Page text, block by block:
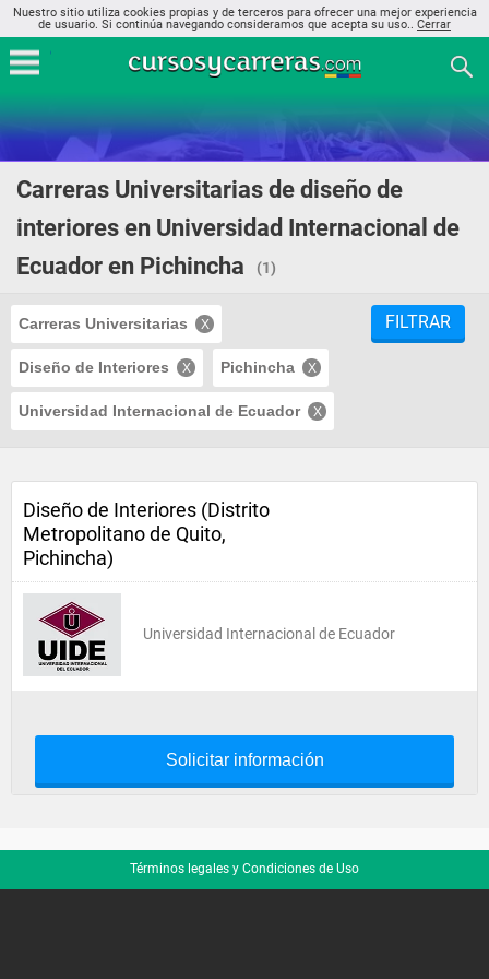
Nuestro sitio utiliza cookies propias y de terceros para ofrecer una mejor experiencia
de usuario. Si continúa navegando consideramos que acepta su uso.. Cerrar
Carreras Universitarias de diseño de
interiores en Universidad Internacional de
Ecuador en Pichincha
(1)
Carreras Universitarias
Diseño de Interiores Pichincha
Universidad Internacional de Ecuador
FILTRAR
Diseño de Interiores (Distrito
Metropolitano de Quito,
Pichincha)
Universidad Internacional de Ecuador
Solicitar información
Términos legales y Condiciones de Uso